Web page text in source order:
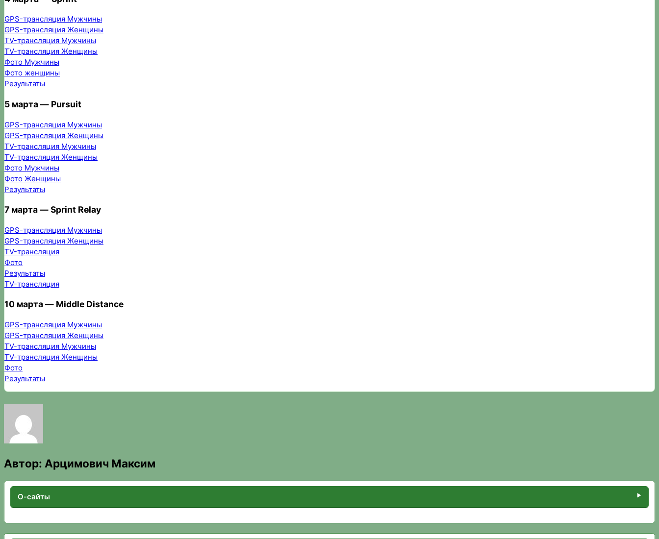
GPS-трансляция Мужчины
GPS-трансляция Женщины
TV-трансляция Мужчины
TV-трансляция Женщины
Фото Мужчины
Фото женщины
Результаты
5 марта — Pursuit
GPS-трансляция Мужчины
GPS-трансляция Женщины
TV-трансляция Мужчины
TV-трансляция Женщины
Фото Мужчины
Фото Женщины
Результаты
7 марта — Sprint Relay
GPS-трансляция Мужчины
GPS-трансляция Женщины
TV-трансляция
Фото
Результаты
TV-трансляция
10 марта — Middle Distance
GPS-трансляция Мужчины
GPS-трансляция Женщины
TV-трансляция Мужчины
TV-трансляция Женщины
Фото
Результаты
Автор: Арцимович Максим
О-сайты